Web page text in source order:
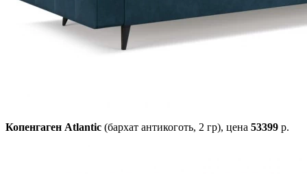
Копенгаген Atlantic (бархат антикоготь, 2 гр), цена 53399 р.